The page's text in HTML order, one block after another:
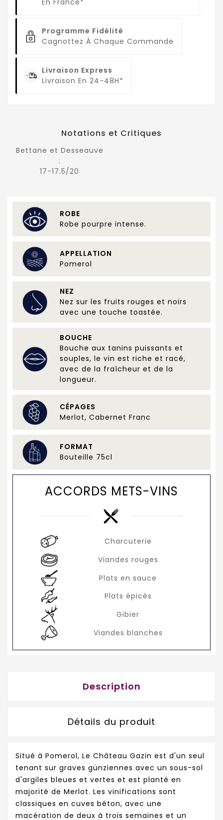
En France*
Programme Fidélité
Cagnottez À Chaque Commande
Livraison Express
Livraison En 24-48H*
Notations et Critiques
Bettane et Desseauve
:
17-17.5/20
ROBE
Robe pourpre intense.
APPELLATION
Pomerol
NEZ
Nez sur les fruits rouges et noirs
avec une touche toastée.
BOUCHE
Bouche aux tanins puissants et
souples, le vin est riche et racé,
avec de la fraîcheur et de la
longueur.
CÉPAGES
Merlot, Cabernet Franc
FORMAT
Bouteille 75cl
ACCORDS METS-VINS
Charcuterie
Viandes rouges
Plats en sauce
Plats épicés
Gibier
Viandes blanches
Description
Détails du produit
Situé à Pomerol, Le Château Gazin est d'un seul
tenant sur graves günziennes avec un sous-sol
d'argiles bleues et vertes et est planté en
majorité de Merlot. Les vinifications sont
classiques en cuves béton, avec une
macération de deux à trois semaines et un